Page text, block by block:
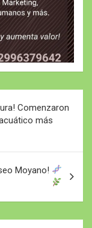
Comenzaron
más
Moyano!